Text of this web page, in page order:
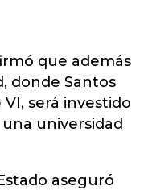
que además
donde Santos
será investido
universidad
aseguró